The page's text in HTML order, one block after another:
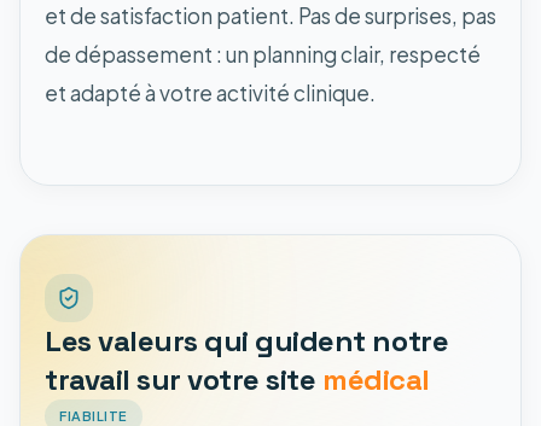
et de satisfaction patient. Pas de surprises, pas
de dépassement : un planning clair, respecté
et adapté à votre activité clinique.
Les valeurs qui guident notre
travail sur votre site médical
FIABILITE